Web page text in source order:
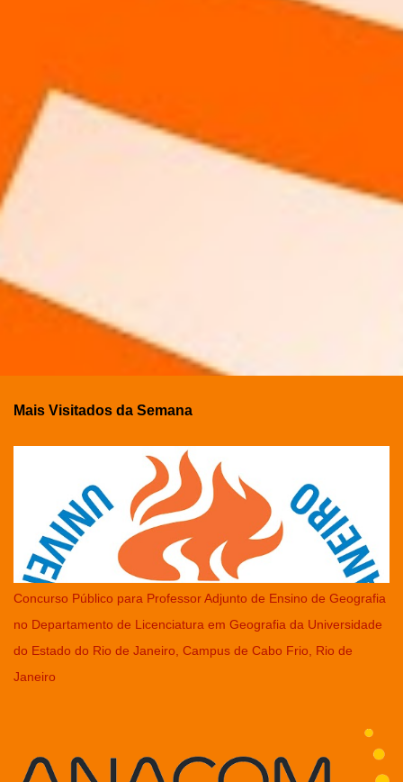
Mais Visitados da Semana
Concurso Público para Professor Adjunto de Ensino de Geografia
no Departamento de Licenciatura em Geografia da Universidade
do Estado do Rio de Janeiro, Campus de Cabo Frio, Rio de
Janeiro